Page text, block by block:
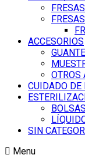
ACCESORIOS
OTROS
CUIDADO DE
SIN
Menu